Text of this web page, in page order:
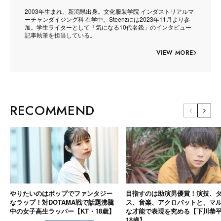
2003年生まれ、新潟県出身。文化服装学院 インダストリアルマ
ーチャンダイジング科 在学中。Steenzには2023年11月より参
加。学生ライターとして「気になる10代名鑑」のインタビュー
記事執筆を担当している。
VIEW MORE
RECOMMEND
やりたいのはポップでファンタジー
なラップ！対DOTAMA戦で話題沸騰
中の女子高生ラッパー【KT・18歳】
目指すのは助演男優賞！演技、
ス、音楽、アクロバットと、マ
な才能で表現を究める【下川恭